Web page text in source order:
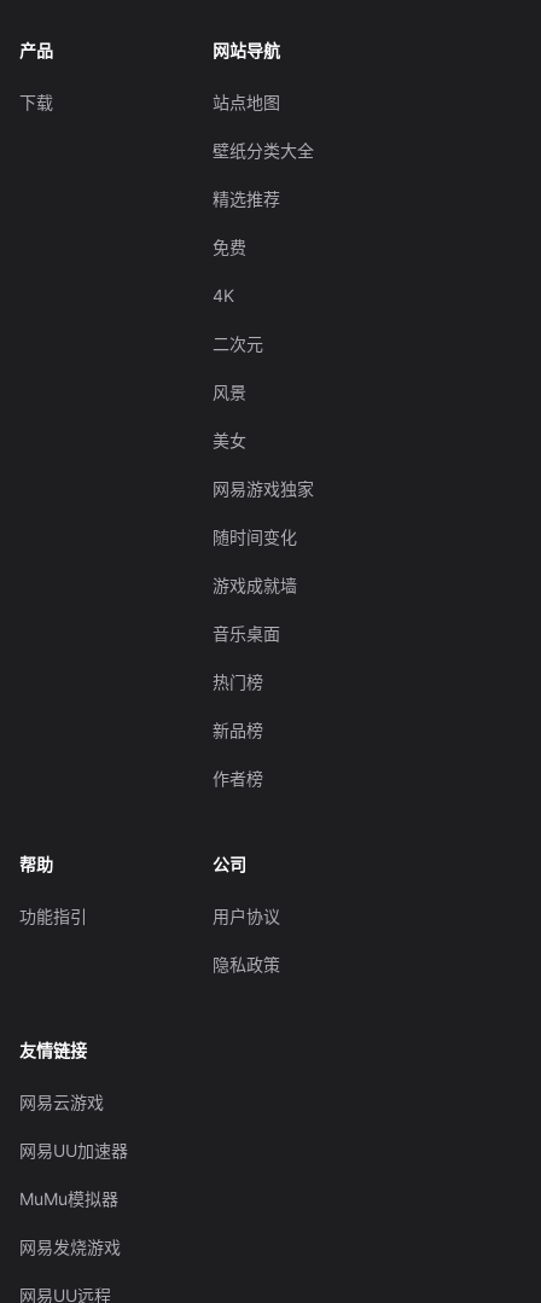
产品
下载
网站导航
站点地图
壁纸分类大全
精选推荐
免费
4K
二次元
风景
美女
网易游戏独家
随时间变化
游戏成就墙
音乐桌面
热门榜
新品榜
作者榜
帮助
功能指引
公司
用户协议
隐私政策
友情链接
网易云游戏
网易UU加速器
MuMu模拟器
网易发烧游戏
网易UU远程